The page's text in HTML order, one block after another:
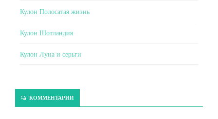
Кулон Полосатая жизнь
Кулон Шотландия
Кулон Луна и серьги
КОММЕНТАРИИ